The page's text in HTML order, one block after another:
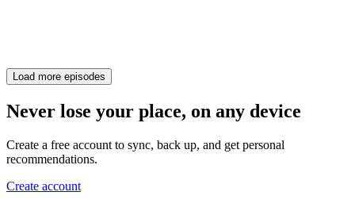
Load more episodes
Never lose your place, on any device
Create a free account to sync, back up, and get personal
recommendations.
Create account